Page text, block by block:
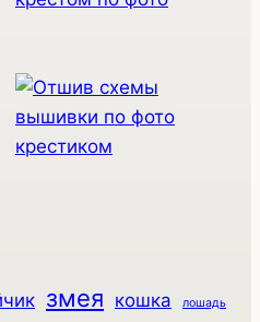
змея кошка лошадь